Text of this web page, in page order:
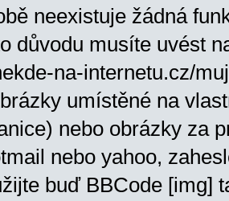
neexistuje žádná
důvodu musíte uvést
na-internetu.cz/
umístěné na
nebo obrázky za
nebo yahoo,
buď BBCode [img]